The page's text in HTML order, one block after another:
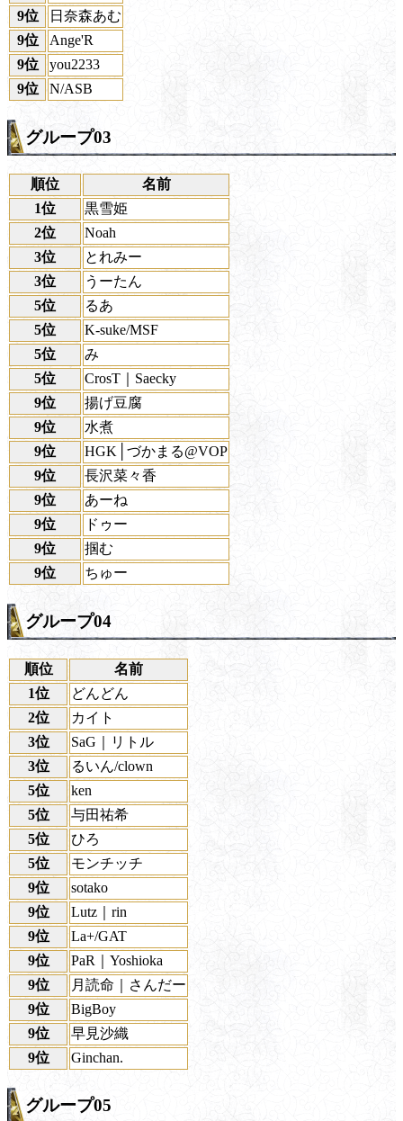
9位
日奈森あむ
9位
Ange'R
9位
you2233
9位
N/ASB
グループ03
順位
名前
1位
黒雪姫
2位
Noah
3位
とれみー
3位
うーたん
5位
るあ
5位
K-suke/MSF
5位
み
5位
CrosT｜Saecky
9位
揚げ豆腐
9位
水煮
9位
HGK│づかまる@VOP
9位
長沢菜々香
9位
あーね
9位
ドゥー
9位
掴む
9位
ちゅー
グループ04
順位
名前
1位
どんどん
2位
カイト
3位
SaG｜リトル
3位
るいん/clown
5位
ken
5位
与田祐希
5位
ひろ
5位
モンチッチ
9位
sotako
9位
Lutz｜rin
9位
La+/GAT
9位
PaR｜Yoshioka
9位
月読命｜さんだー
9位
BigBoy
9位
早見沙織
9位
Ginchan.
グループ05